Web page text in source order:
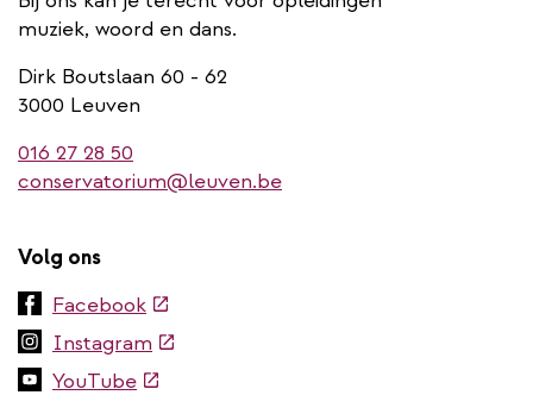
muziek, woord en dans.
Dirk Boutslaan 60 - 62
3000 Leuven
016 27 28 50
conservatorium@leuven.be
Volg ons
Facebook(externe
link)
Instagram (externe
link)
YouTube(externe